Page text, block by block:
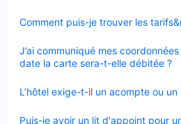
Comment puis-je trouver les
fermé
J’ai communiqué mes
date la carte sera-t-elle débitée ?
fermé
L’hôtel exige-t-il un acompte ou un
fermé
Puis-je avoir un lit d'appoint pour